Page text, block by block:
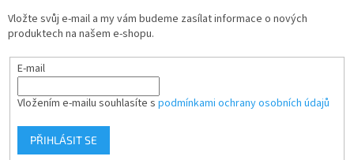
Vložte svůj e-mail a my vám budeme zasílat informace o nových
produktech na našem e-shopu.
E-mail
Vložením e-mailu souhlasíte s podmínkami ochrany osobních údajů
PŘIHLÁSIT SE